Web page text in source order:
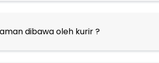
dibawa oleh kurir ?